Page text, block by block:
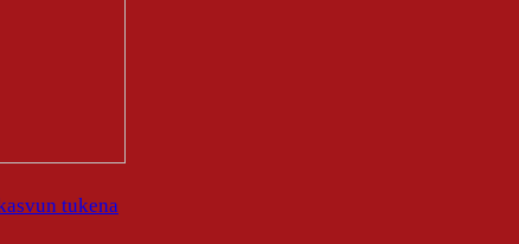
tukena